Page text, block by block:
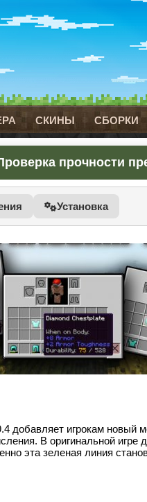
СКИНЫ СБОРКИ
прочности
Установка
добавляет игрокам новый
В оригинальной игре
эта зеленая линия